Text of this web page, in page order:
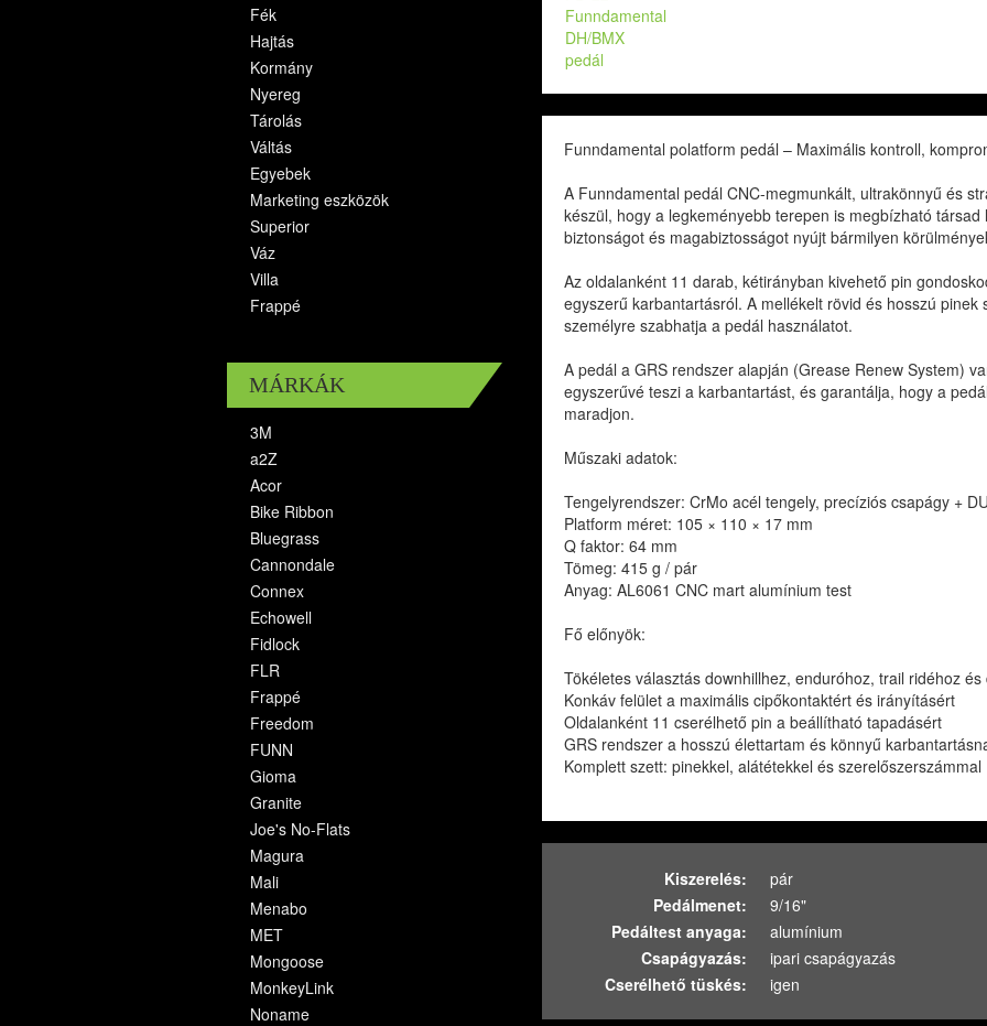
Fék
Hajtás
Kormány
Nyereg
Tárolás
Váltás
Egyebek
Marketing eszközök
Superior
Váz
Villa
Frappé
MÁRKÁK
3M
a2Z
Acor
Bike Ribbon
Bluegrass
Cannondale
Connex
Echowell
Fidlock
FLR
Frappé
Freedom
FUNN
Gioma
Granite
Joe's No-Flats
Magura
Mali
Menabo
MET
Mongoose
MonkeyLink
Noname
Funndamental polatform pedál – Maximális kontroll,
A Funndamental pedál CNC-megmunkált, ultrakönnyű és
készül, hogy a legkeményebb terepen is megbízható
biztonságot és magabiztosságot nyújt bármilyen
Az oldalanként 11 darab, kétirányban kivehető pin
egyszerű karbantartásról. A mellékelt rövid és hosszú
személyre szabhatja a pedál használatot.
A pedál a GRS rendszer alapján (Grease Renew System)
egyszerűvé teszi a karbantartást, és garantálja, hogy a
maradjon.
Műszaki adatok:
Tengelyrendszer: CrMo acél tengely, precíziós csapágy +
Platform méret: 105 × 110 × 17 mm
Q faktor: 64 mm
Tömeg: 415 g / pár
Anyag: AL6061 CNC mart alumínium test
Fő előnyök:
Tökéletes választás downhillhez, enduróhoz, trail ridéhoz
Konkáv felület a maximális cipőkontaktért és irányításért
Oldalanként 11 cserélhető pin a beállítható tapadásért
GRS rendszer a hosszú élettartam és könnyű
Komplett szett: pinekkel, alátétekkel és szerelőszerszámmal
Kiszerelés:
pár
Pedálmenet:
9/16"
Pedáltest anyaga:
alumínium
Csapágyazás:
ipari csapágyazás
Cserélhető tüskés:
igen